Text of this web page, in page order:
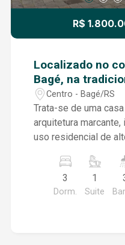
R$
Localizado no
Bagé, na
Marechal
se destaca pela
de terreno
sólida e
oportunidade
central.
Centro - Bagé/RS
Trata-se de uma
arquitetura marcante,
uso residencial de
institucionais ou
função da metragem
estratégica. Características do imóvel:
3
Dorm.
1
Suite